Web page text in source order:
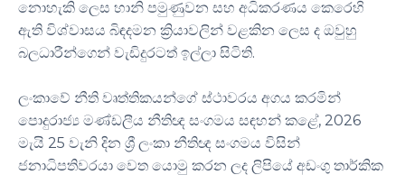
නොහැකි ලෙස හානි පමුණුවන සහ අධිකරණය කෙරෙහි
ඇති විශ්වාසය බිඳදමන ක්‍රියාවලින් වළකින ලෙස ද ඔවුහු
බලධාරීන්ගෙන් වැඩිදුරටත් ඉල්ලා සිටිති.
ලංකාවේ නීති වෘත්තිකයන්ගේ ස්ථාවරය අගය කරමින්
පොදුරාජ්‍ය මණ්ඩලීය නීතිඥ සංගමය සඳහන් කළේ, 2026
මැයි 25 වැනි දින ශ්‍රී ලංකා නීතිඥ සංගමය විසින්
ජනාධිපතිවරයා වෙත යොමු කරන ලද ලිපියේ අඩංගු තාර්කික